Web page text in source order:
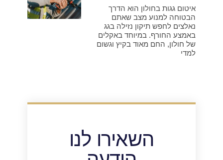
איטום גגות בחולון הוא הדרך
הבטוחה למנוע מצב שאתם
נאלצים לחפש תיקון נזילה בגג
באמצע החורף. במיוחד באקלים
של חולון, החם מאוד בקיץ וגשום
למדי
השאירו לנו